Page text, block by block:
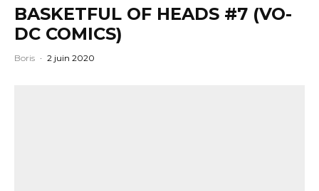
BASKETFUL OF HEADS #7 (VO-
DC COMICS)
Boris · 2 juin 2020